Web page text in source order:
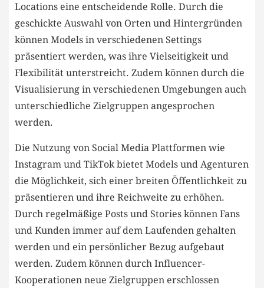
Locations eine entscheidende Rolle. Durch die
geschickte Auswahl von Orten und Hintergründen
können Models in verschiedenen Settings
präsentiert werden, was ihre Vielseitigkeit und
Flexibilität‌ unterstreicht. Zudem können durch die
Visualisierung⁢ in verschiedenen Umgebungen auch
unterschiedliche Zielgruppen angesprochen
werden.
Die Nutzung von Social ​Media Plattformen wie
Instagram und TikTok ​bietet Models und Agenturen
die Möglichkeit, sich einer breiten Öffentlichkeit zu
präsentieren und ihre Reichweite zu ‌erhöhen.
Durch regelmäßige Posts und Stories⁣ können Fans
und Kunden immer auf dem Laufenden gehalten
⁤werden und ein ‌persönlicher Bezug aufgebaut
werden. Zudem können durch Influencer-
Kooperationen neue Zielgruppen erschlossen​